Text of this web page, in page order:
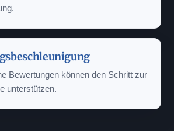
Bewertungen können den Schritt zur
unterstützen.